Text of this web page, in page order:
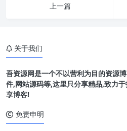
上一篇
关于我们
吾资源网是一个不以营利为目的资源
件,网站源码等,这里只分享精品,致力
享博客!
免责申明